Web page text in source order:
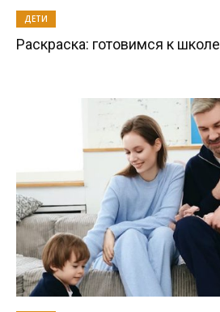
ДЕТИ
Раскраска: готовимся к школе